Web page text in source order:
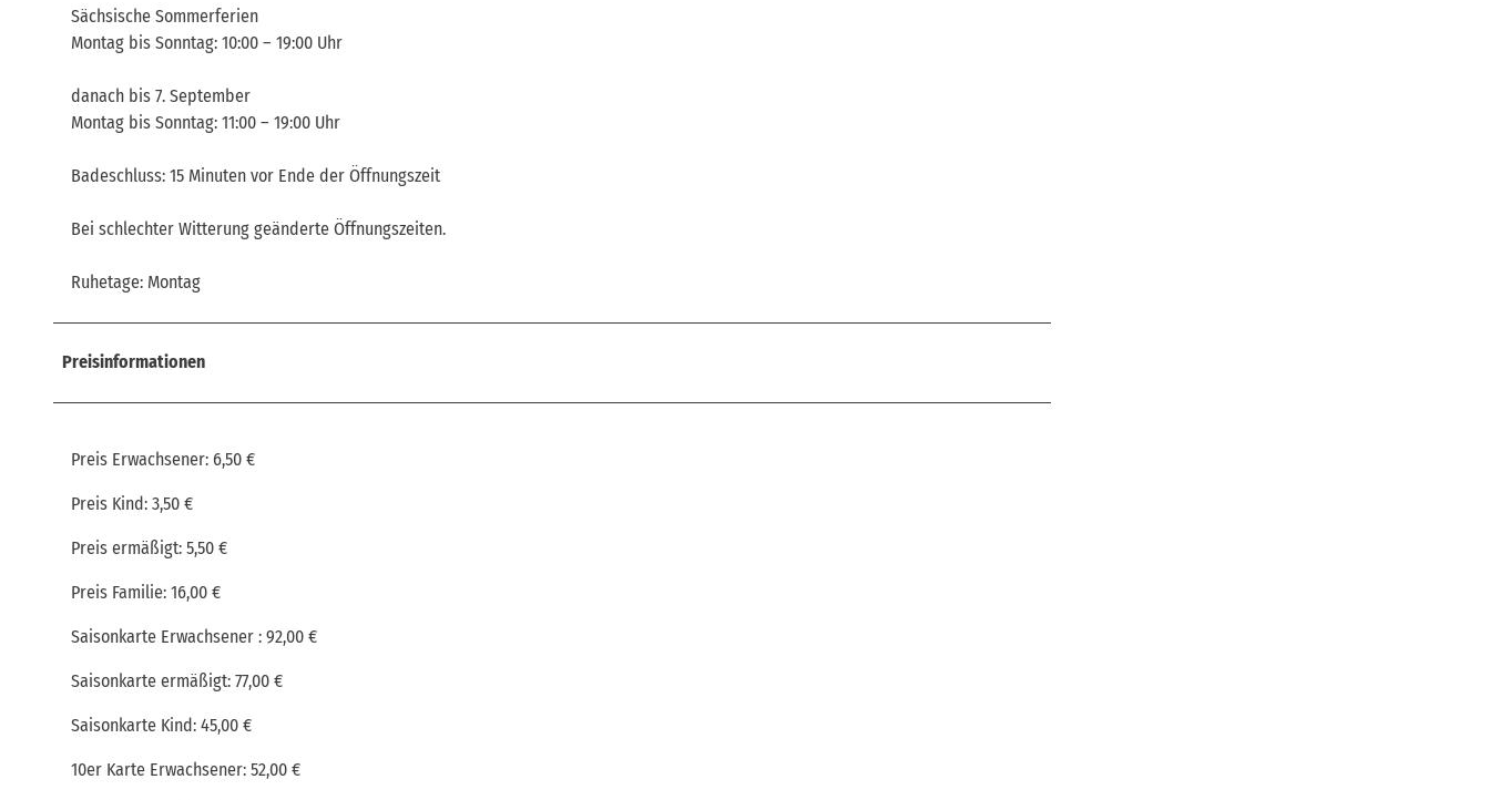
Sächsische Sommerferien
Montag bis Sonntag: 10:00 – 19:00 Uhr
danach bis 7. September
Montag bis Sonntag: 11:00 – 19:00 Uhr
Badeschluss: 15 Minuten vor Ende der Öffnungszeit
Bei schlechter Witterung geänderte Öffnungszeiten.
Ruhetage: Montag
Preisinformationen
Preis Erwachsener: 6,50 €
Preis Kind: 3,50 €
Preis ermäßigt: 5,50 €
Preis Familie: 16,00 €
Saisonkarte Erwachsener : 92,00 €
Saisonkarte ermäßigt: 77,00 €
Saisonkarte Kind: 45,00 €
10er Karte Erwachsener: 52,00 €